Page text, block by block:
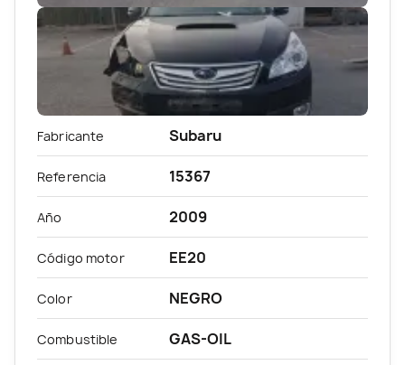
Fabricante Subaru
Referencia 15367
Año 2009
Código motor EE20
Color NEGRO
Combustible GAS-OIL